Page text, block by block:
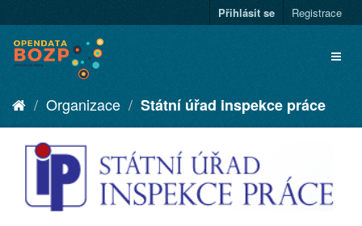
Přihlásit se Registrace
Organizace Státní úřad inspekce práce